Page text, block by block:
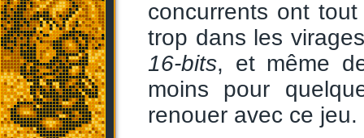
concurrents ont
trop dans les
16-bits, et même
moins pour
renouer avec ce jeu.